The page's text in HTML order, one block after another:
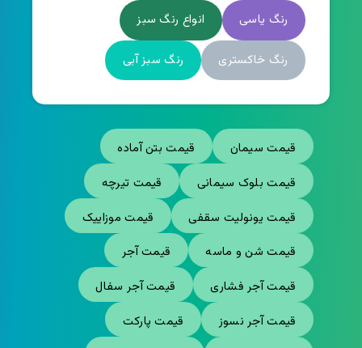
رنگ یاسی انواع رنگ سبز
رنگ خاکستری رنگ سبز آبی
قیمت سیمان
قیمت بتن آماده
قیمت بلوک سیمانی
قیمت تیرچه
قیمت یونولیت سقفی
قیمت موزاییک
قیمت شن و ماسه
قیمت آجر
قیمت آجر فشاری
قیمت آجر سفال
قیمت آجر نسوز
قیمت پارکت